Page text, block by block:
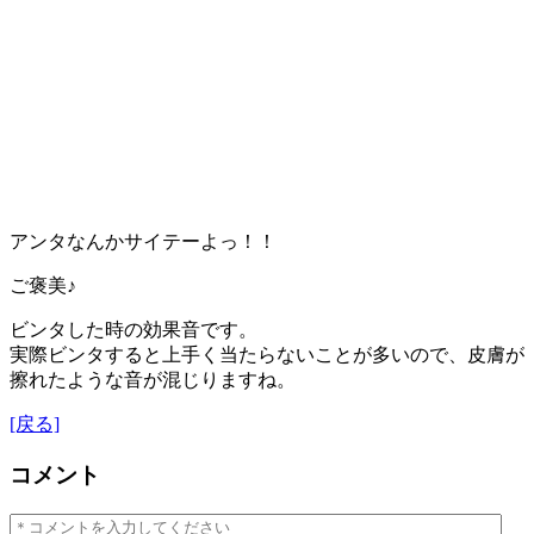
アンタなんかサイテーよっ！！
ご褒美♪
ビンタした時の効果音です。
実際ビンタすると上手く当たらないことが多いので、皮膚が
擦れたような音が混じりますね。
[戻る]
コメント